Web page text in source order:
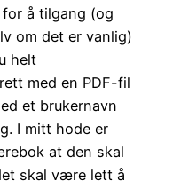
å tilgang (og
om det er vanlig)
helt
med en PDF-fil
et brukernavn
I mitt hode er
at den skal
skal være lett å